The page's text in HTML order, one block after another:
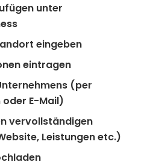
unter
eingeben
eintragen
(per
E-Mail)
vervollständigen
Leistungen etc.)